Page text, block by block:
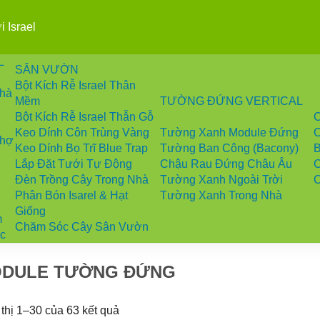
SÂN VƯỜN
Bột Kích Rễ Israel Thân
Mềm
Bột Kích Rễ Israel Thẫn Gỗ
Keo Dính Côn Trùng Vàng
Keo Dính Bọ Trĩ Blue Trap
Lắp Đặt Tưới Tự Động
Đèn Trồng Cây Trong Nhà
Phân Bón Isarel & Hạt
Giống
Chăm Sóc Cây Sân Vườn
TƯỜNG ĐỨNG VERTICAL
Tường Xanh Module Đứng
Tường Ban Công (Bacony)
Chậu Rau Đứng Châu Âu
Tường Xanh Ngoài Trời
Tường Xanh Trong Nhà
TƯỜNG ĐỨNG
1–30 của 63 kết quả